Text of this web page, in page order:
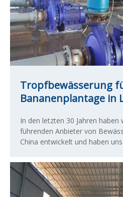
Tropfbewässerung
Bananenplantage in
In den letzten 30 Jahren haben
führenden Anbieter von
China entwickelt und haben
kommerzieller